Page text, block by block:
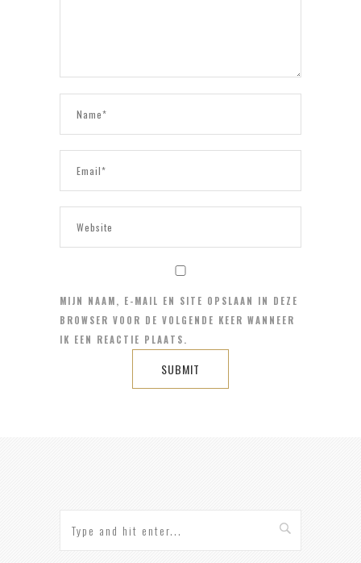
MIJN NAAM, E-MAIL EN SITE OPSLAAN IN DEZE
BROWSER VOOR DE VOLGENDE KEER WANNEER
IK EEN REACTIE PLAATS.